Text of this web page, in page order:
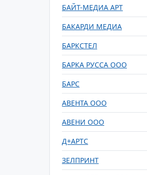
БАЙТ-МЕДИА АРТ
БАКАРДИ МЕДИА
БАРКСТЕЛ
БАРКА РУССА ООО
БАРС
АВЕНТА ООО
АВЕНИ ООО
Д+АРТС
ЗЕЛПРИНТ